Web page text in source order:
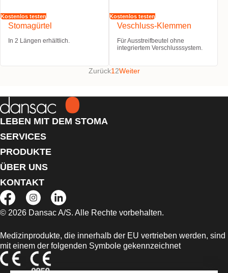
Kostenlos testen
Stomagürtel
In 2 Längen erhältlich.
Kostenlos testen
Veschluss-Klemmen
Für Ausstreifbeutel ohne
integriertem Verschlusssystem.
Zurück1 2Weiter
LEBEN MIT DEM STOMA
SERVICES
PRODUKTE
ÜBER UNS
KONTAKT
© 2026 Dansac A/S. Alle Rechte vorbehalten.
Medizinprodukte, die innerhalb der EU vertrieben werden, sind
mit einem der folgenden Symbole gekennzeichnet